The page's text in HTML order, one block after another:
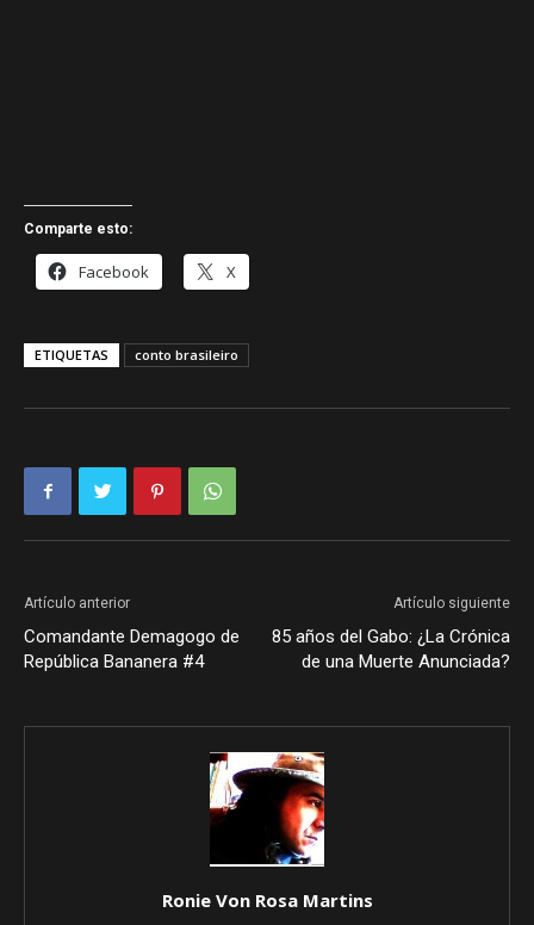
Comparte esto:
Facebook X
ETIQUETAS conto brasileiro
Artículo anterior
Comandante Demagogo de
República Bananera #4
Artículo siguiente
85 años del Gabo: ¿La Crónica
de una Muerte Anunciada?
Ronie Von Rosa Martins